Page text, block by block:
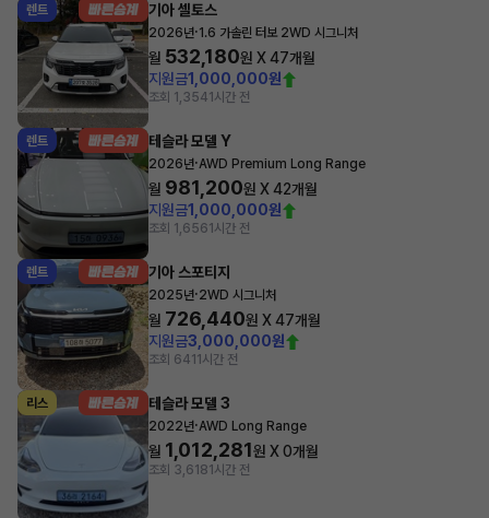
렌트 기아 셀토스
2026년·1.6 가솔린 터보 2WD 시그니처
월 532,180원 X47개월
지원금1,000,000원
조회 1,3541시간 전
렌트 테슬라 모델 Y
2026년·AWD Premium Long Range
월 981,200원 X42개월
지원금1,000,000원
조회 1,6561시간 전
렌트 기아 스포티지
2025년·2WD 시그니처
월 726,440원 X47개월
지원금3,000,000원
조회 641 1시간 전
리스 테슬라 모델 3
2022년·AWD Long Range
월 1,012,281원 X0개월
조회 3,6181시간 전